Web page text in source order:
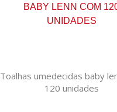
Toalhas umedecidas baby
120 unidades